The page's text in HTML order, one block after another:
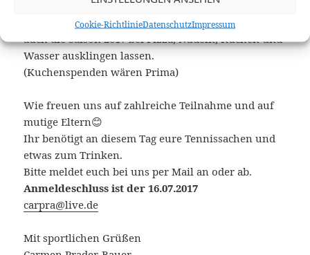
Cookie-RichtlinieDatenschutzImpressum
schweißtreibenden Matches und dem
nervenaufreibenden Showmatch diesen Tag und
auch die Saison 2017 bei Pizza, Nudeln, Kuchen und
Wasser ausklingen lassen.
(Kuchenspenden wären Prima)
Wie freuen uns auf zahlreiche Teilnahme und auf
mutige Eltern😊
Ihr benötigt an diesem Tag eure Tennissachen und
etwas zum Trinken.
Bitte meldet euch bei uns per Mail an oder ab.
Anmeldeschluss ist der 16.07.2017
carpra@live.de
Mit sportlichen Grüßen